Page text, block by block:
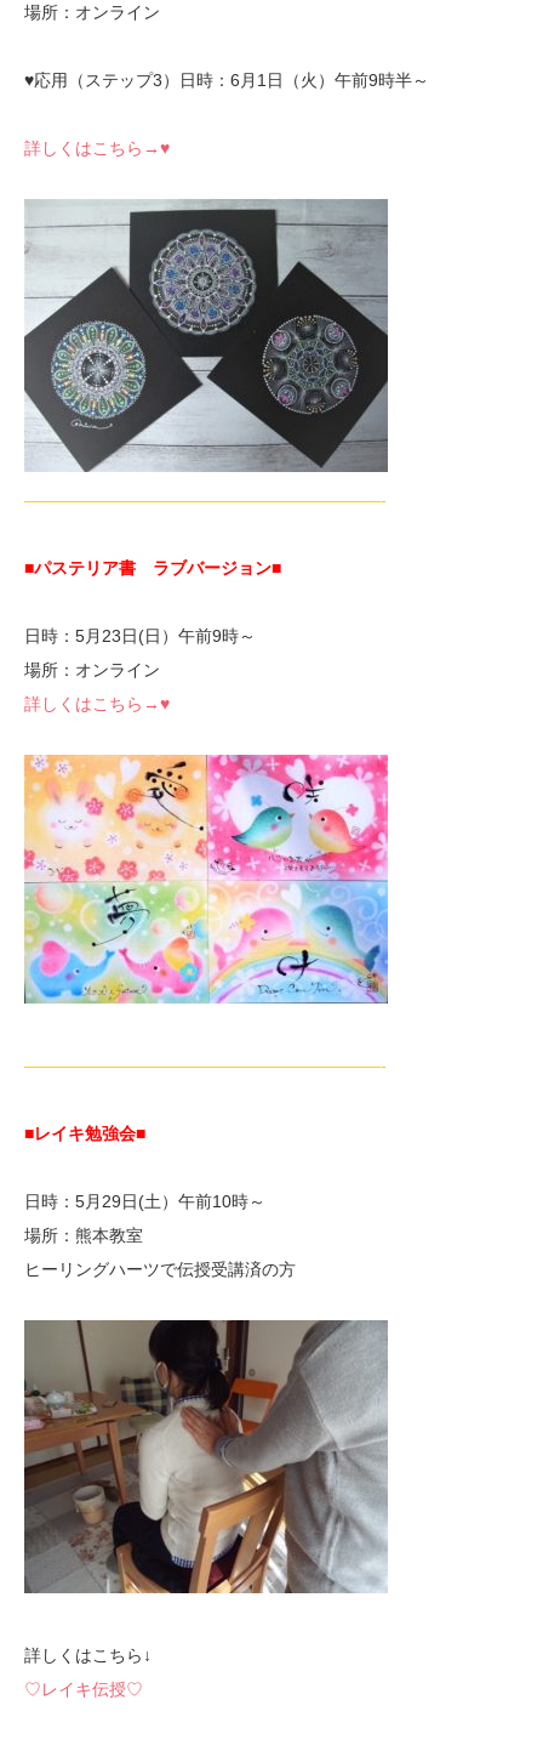
場所：オンライン
♥応用（ステップ3）日時：6月1日（火）午前9時半～
詳しくはこちら→♥
—————————————————————-
■パステリア書 ラブバージョン■
日時：5月23日(日）午前9時～
場所：オンライン
詳しくはこちら→♥
—————————————————————-
■レイキ勉強会■
日時：5月29日(土）午前10時～
場所：熊本教室
ヒーリングハーツで伝授受講済の方
詳しくはこちら↓
♡レイキ伝授♡